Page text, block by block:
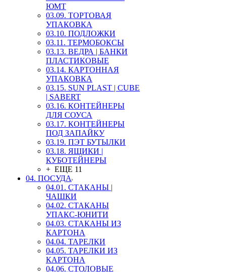
ЮМТ
03.09. ТОРТОВАЯ
УПАКОВКА
03.10. ПОДЛОЖКИ
03.11. ТЕРМОБОКСЫ
03.13. ВЕДРА | БАНКИ
ПЛАСТИКОВЫЕ
03.14. КАРТОННАЯ
УПАКОВКА
03.15. SUN PLAST | CUBE
| SABERT
03.16. КОНТЕЙНЕРЫ
ДЛЯ СОУСА
03.17. КОНТЕЙНЕРЫ
ПОД ЗАПАЙКУ
03.19. ПЭТ БУТЫЛКИ
03.18. ЯЩИКИ |
КУБОТЕЙНЕРЫ
+ ЕЩЕ 11
04. ПОСУДА
04.01. СТАКАНЫ |
ЧАШКИ
04.02. СТАКАНЫ
УПАКС-ЮНИТИ
04.03. СТАКАНЫ ИЗ
КАРТОНА
04.04. ТАРЕЛКИ
04.05. ТАРЕЛКИ ИЗ
КАРТОНА
04.06. СТОЛОВЫЕ